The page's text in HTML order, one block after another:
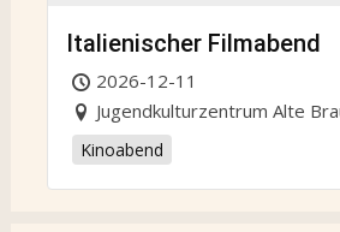
Italienischer Filmabend
2026-12-11
Jugendkulturzentrum Alte
Kinoabend